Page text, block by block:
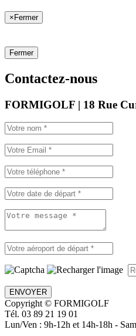
×Fermer
Fermer
Contactez-nous
FORMIGOLF | 18 Rue
ENVOYER
Copyright © FORMIGOLF
Tél. 03 89 21 19 01
Lun/Ven : 9h-12h et 14h-18h -